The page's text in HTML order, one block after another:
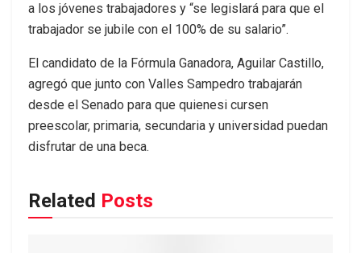
a los jóvenes trabajadores y “se legislará para que el
trabajador se jubile con el 100% de su salario”.
El candidato de la Fórmula Ganadora, Aguilar Castillo,
agregó que junto con Valles Sampedro trabajarán
desde el Senado para que quienesi cursen
preescolar, primaria, secundaria y universidad puedan
disfrutar de una beca.
Related Posts